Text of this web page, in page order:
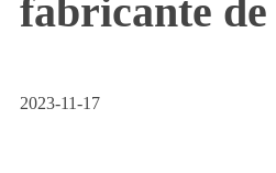
fabricante
2023-11-17